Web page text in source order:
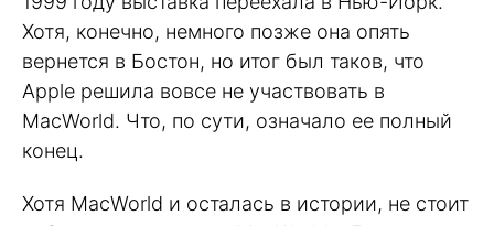
Хотя, конечно, немного позже она опять
вернется в Бостон, но итог был таков, что
Apple решила вовсе не участвовать в
MacWorld. Что, по сути, означало ее полный
конец.
Хотя MacWorld и осталась в истории, не стоит